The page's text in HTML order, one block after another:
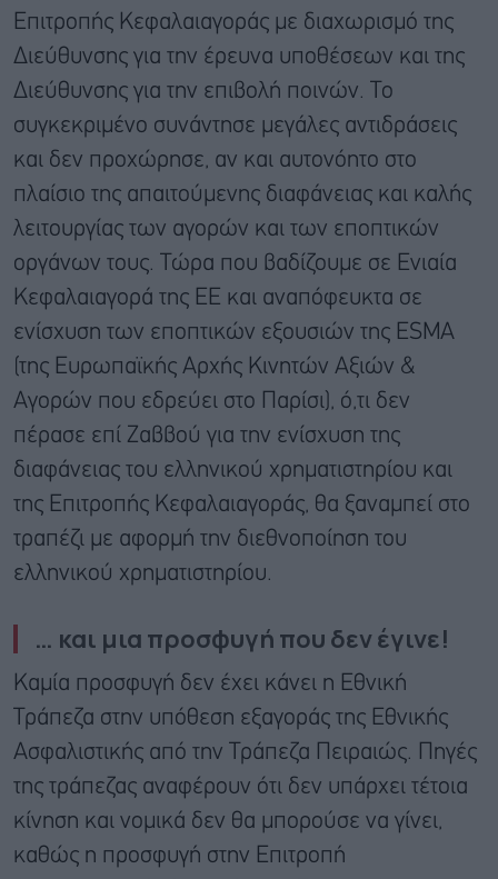
Επιτροπής Κεφαλαιαγοράς με διαχωρισμό της
Διεύθυνσης για την έρευνα υποθέσεων και της
Διεύθυνσης για την επιβολή ποινών. Το
συγκεκριμένο συνάντησε μεγάλες αντιδράσεις
και δεν προχώρησε, αν και αυτονόητο στο
πλαίσιο της απαιτούμενης διαφάνειας και καλής
λειτουργίας των αγορών και των εποπτικών
οργάνων τους. Τώρα που βαδίζουμε σε Ενιαία
Κεφαλαιαγορά της ΕΕ και αναπόφευκτα σε
ενίσχυση των εποπτικών εξουσιών της ESMA
(της Ευρωπαϊκής Αρχής Κινητών Αξιών &
Αγορών που εδρεύει στο Παρίσι), ό,τι δεν
πέρασε επί Ζαββού για την ενίσχυση της
διαφάνειας του ελληνικού χρηματιστηρίου και
της Επιτροπής Κεφαλαιαγοράς, θα ξαναμπεί στο
τραπέζι με αφορμή την διεθνοποίηση του
ελληνικού χρηματιστηρίου.
… και μια προσφυγή που δεν έγινε!
Καμία προσφυγή δεν έχει κάνει η Εθνική
Τράπεζα στην υπόθεση εξαγοράς της Εθνικής
Ασφαλιστικής από την Τράπεζα Πειραιώς. Πηγές
της τράπεζας αναφέρουν ότι δεν υπάρχει τέτοια
κίνηση και νομικά δεν θα μπορούσε να γίνει,
καθώς η προσφυγή στην Επιτροπή